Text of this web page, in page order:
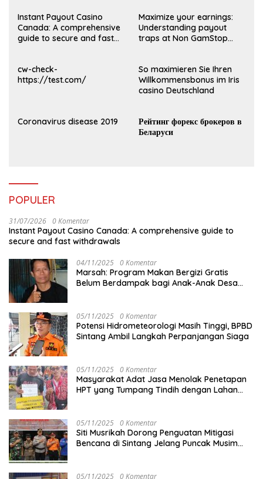
Instant Payout Casino
Canada: A comprehensive
guide to secure and fast
Maximize your earnings:
Understanding payout
traps at Non GamStop
cw-check-
https://test.com/
So maximieren Sie Ihren
Willkommensbonus im Iris
casino Deutschland
Coronavirus disease 2019
Рейтинг форекс брокеров в
Беларуси
POPULER
31/07/2026 0 Komentar
Instant Payout Casino Canada: A comprehensive guide to
secure and fast withdrawals
04/11/2025 0 Komentar
Marsah: Program Makan Bergizi Gratis
Belum Berdampak bagi Anak-Anak Desa
05/11/2025 0 Komentar
Potensi Hidrometeorologi Masih Tinggi, BPBD
Sintang Ambil Langkah Perpanjangan Siaga
05/11/2025 0 Komentar
Masyarakat Adat Jasa Menolak Penetapan
HPT yang Tumpang Tindih dengan Lahan
05/11/2025 0 Komentar
Siti Musrikah Dorong Penguatan Mitigasi
Bencana di Sintang Jelang Puncak Musim
05/11/2025 0 Komentar